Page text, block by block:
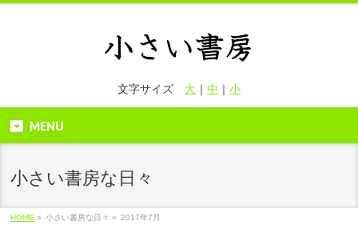
文字サイズ 大｜ 中 ｜ 小
MENU
小さい書房な日々
HOME » 小さい書房な日々 » 2017年7月